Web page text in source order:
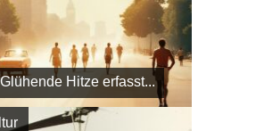
Hitze erfasst...